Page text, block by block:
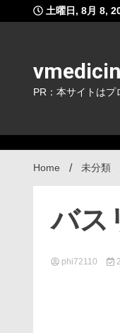
to
土曜日, 8月 8,
PR：本サイトはプ
Home 未分類
バス
phi72110